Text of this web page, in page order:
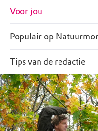
Voor jou
Populair op
Tips van de redactie